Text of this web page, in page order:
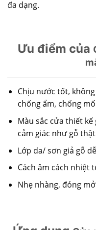
đa dạng.
Ưu điểm của
Chịu nước tốt,
chống ẩm, chống
Màu sắc cửa thiết
cảm giác như gỗ
Lớp da/ sơn giả gỗ
Cách âm cách nhiệt
Nhẹ nhàng, đóng